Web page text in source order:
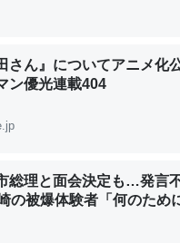
ルシウムも酸素も不足してて
。海にいる鋏角類（カブトガ
が、酵素が違うのか？
さん』についてアニメ化
ン優光連載404
総理と面会決定も…発言
被爆体験者「何のために